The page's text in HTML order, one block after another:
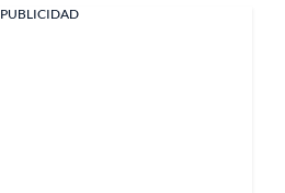
PUBLICIDAD